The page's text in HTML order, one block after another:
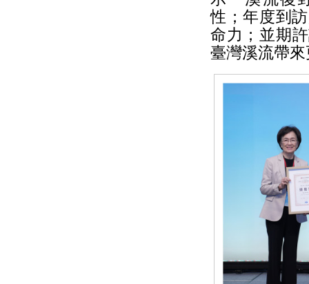
性；年度到
命力；並期
臺灣溪流帶